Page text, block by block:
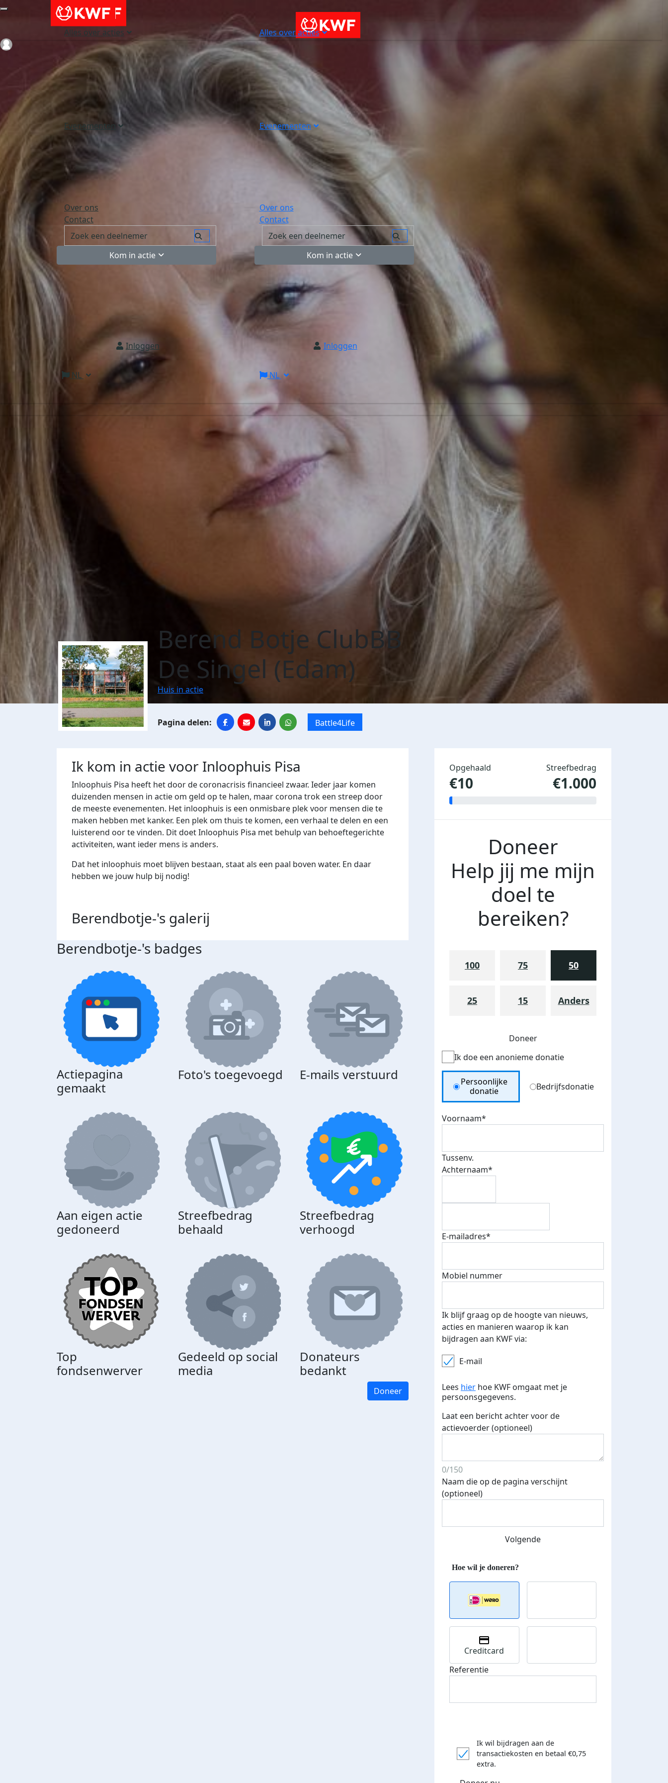
Alles over acties
Evenementen
Over ons
Contact
Kom in actie
Inloggen
NL
Alles over acties
Evenementen
Over ons
Contact
Kom in actie
Inloggen
NL
Berend Botje ClubBB
De Singel (Edam)
Huis in actie
Battle4Life
Ik kom in actie voor Inloophuis Pisa
Inloophuis Pisa heeft het door de coronacrisis financieel zwaar. Ieder jaar komen
duizenden mensen in actie om geld op te halen, maar corona trok een streep door
de meeste evenementen. Het inloophuis is een onmisbare plek voor mensen die te
maken hebben met kanker. Een plek om thuis te komen, een verhaal te delen en een
luisterend oor te vinden. Dit doet Inloophuis Pisa met behulp van behoeftegerichte
activiteiten, want ieder mens is anders.
Dat het inloophuis moet blijven bestaan, staat als een paal boven water. En daar
hebben we jouw hulp bij nodig!
Berendbotje-'s galerij
Berendbotje-'s badges
Actiepagina
gemaakt
Foto's toegevoegd E-mails verstuurd
Aan eigen actie
gedoneerd
Streefbedrag
behaald
Streefbedrag
verhoogd
Top
fondsenwerver
Gedeeld op social
media
Donateurs
bedankt
Doneer
Opgehaald
€10
Streefbedrag
€1.000
Doneer
Help jij me mijn
doel te
bereiken?
100 75 50
25 15 Anders
Doneer
Ik doe een anonieme donatie
Donation Type
Persoonlijke
donatie
Bedrijfsdonatie
Voornaam*
Tussenv.
Achternaam*
E-mailadres*
Mobiel nummer
Ik blijf graag op de hoogte van nieuws,
acties en manieren waarop ik kan
bijdragen aan KWF via:
E-mail
Lees hier hoe KWF omgaat met je
persoonsgegevens.
Laat een bericht achter voor de
actievoerder (optioneel)
0/150
Naam die op de pagina verschijnt
(optioneel)
Volgende
Creditcard
Referentie
Ik wil bijdragen aan de
transactiekosten en betaal €0,75
extra.